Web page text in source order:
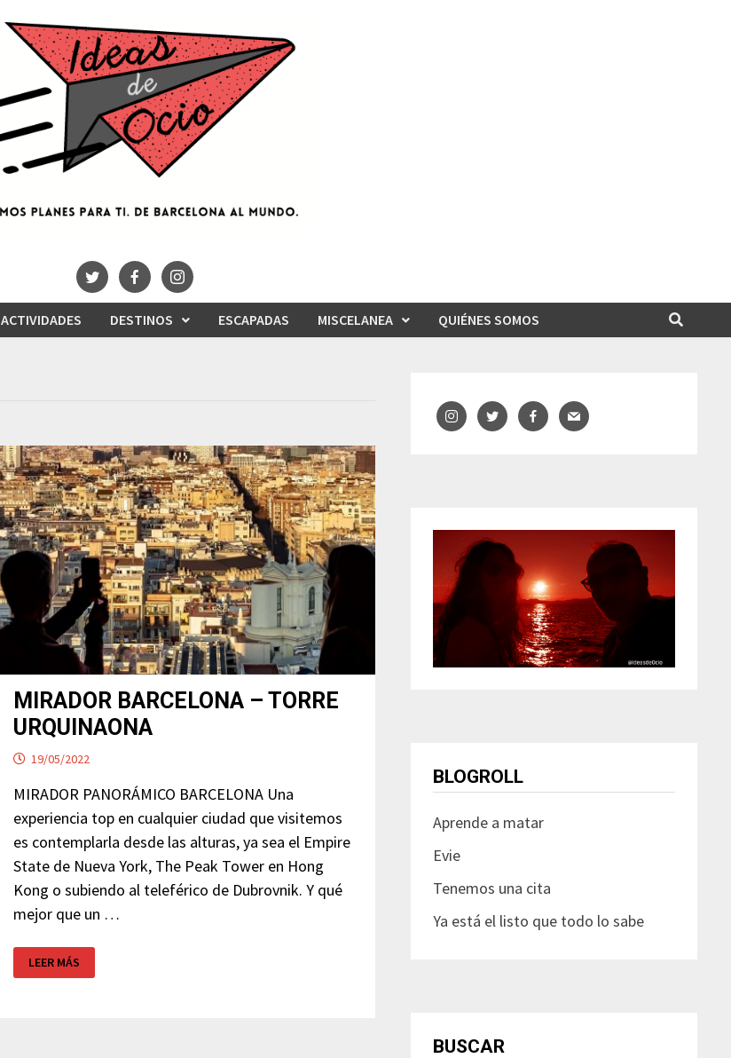
ACTIVIDADES DESTINOS ESCAPADAS MISCELANEA QUIÉNES SOMOS
MIRADOR BARCELONA – TORRE
URQUINAONA
19/05/2022
MIRADOR PANORÁMICO BARCELONA Una
experiencia top en cualquier ciudad que visitemos
es contemplarla desde las alturas, ya sea el Empire
State de Nueva York, The Peak Tower en Hong
Kong o subiendo al teleférico de Dubrovnik. Y qué
mejor que un …
MIRADOR
BARCELONA
–
LEER MÁS
BLOGROLL
Aprende a matar
Evie
Tenemos una cita
Ya está el listo que todo lo sabe
BUSCAR